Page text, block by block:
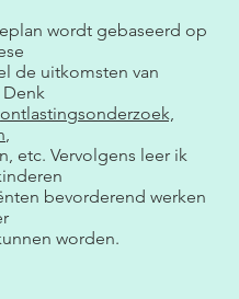
wordt gebaseerd op
de uitkomsten van
ontlastingsonderzoek,
,
etc. Vervolgens leer ik
bevorderend werken
worden.